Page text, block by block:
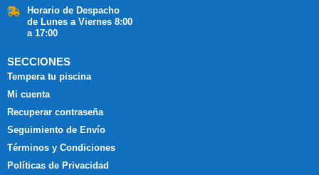
Horario de Despacho
de Lunes a Viernes 8:00
a 17:00
SECCIONES
Tempera tu piscina
Mi cuenta
Recuperar contraseña
Seguimiento de Envío
Términos y Condiciones
Políticas de Privacidad